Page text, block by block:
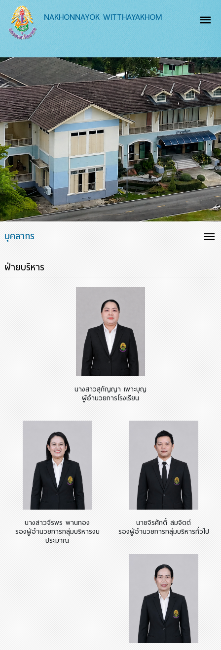
NAKHONNAYOK WITTHAYAKHOM
บุคลากร
ฝ่ายบริหาร
นางสาวสุกัญญา เพาะบุญ
ผู้อำนวยการโรงเรียน
นางสาวจีรพร พานทอง
รองผู้อำนวยการกลุ่มบริหารงบ
ประมาณ
นายจิรศักดิ์ สมจิตต์
รองผู้อำนวยการกลุ่มบริหารทั่วไป